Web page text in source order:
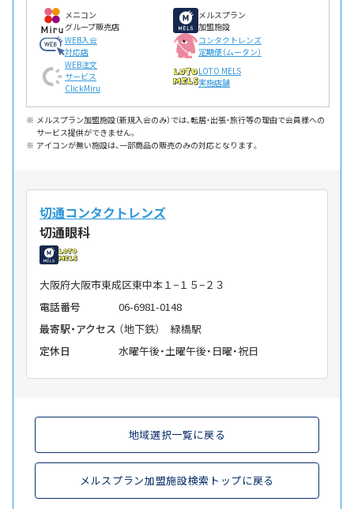
メニコン
グループ販売店
メルスプラン
加盟施設
WEB入会
対応店
コンタクトレンズ
定期便（ムータン）
WEB注文
サービス
ClickMiru
LOTO MELS
実施店舗
メルスプラン加盟施設（新規入会のみ）では、転居・出張・旅行等の理由で会員様への
サービス提供ができません。
アイコンが無い施設は、一部商品の販売のみの対応となります。
切通コンタクトレンズ
切通眼科
大阪府大阪市東成区東中本１−１５−２３
電話番号
06-6981-0148
最寄駅・アクセス （地下鉄） 緑橋駅
定休日
水曜午後・土曜午後・日曜・祝日
地域選択一覧に戻る
メルスプラン加盟施設検索トップに戻る